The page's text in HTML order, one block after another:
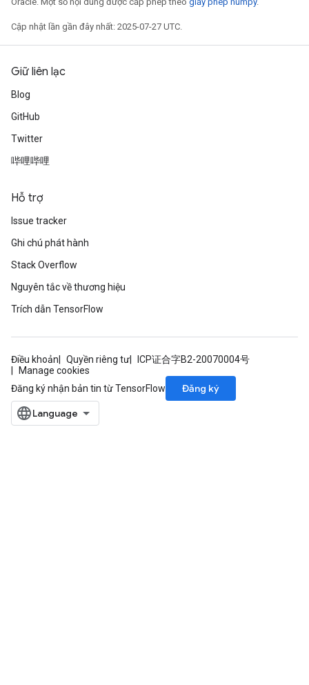
Cập nhật lần gần đây nhất: 2025-07-27 UTC.
Giữ liên lạc
Blog
GitHub
Twitter
哔哩哔哩
Hỗ trợ
Issue tracker
Ghi chú phát hành
Stack Overflow
Nguyên tắc về thương hiệu
Trích dẫn TensorFlow
Điều khoản Quyền riêng tư
ICP证合字B2-20070004号
Manage cookies
Đăng ký nhận bản tin từ TensorFlow
Đăng ký